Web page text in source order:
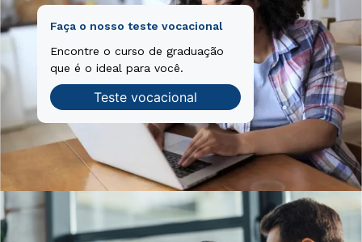
Faça o nosso teste vocacional
Encontre o curso de graduação
que é o ideal para você.
Teste vocacional